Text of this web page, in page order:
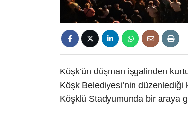
Köşk’ün düşman işgalinden
Köşk Belediyesi’nin
Köşklü Stadyumunda bir araya